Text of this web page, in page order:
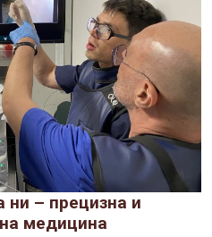
ни – прецизна и
медицина